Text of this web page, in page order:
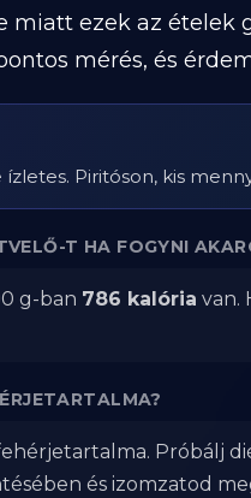
miatt ezek az
mérés, és
Piritóson, kis
T HA FOGYNI
g-ban 786 kalória van.
Próbálj
és izomzatod